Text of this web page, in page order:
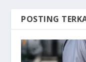
POSTING